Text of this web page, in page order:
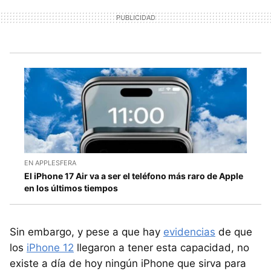
EN APPLESFERA
El iPhone 17 Air va a ser el teléfono más raro de Apple
en los últimos tiempos
Sin embargo, y pese a que hay evidencias de que
los iPhone 12 llegaron a tener esta capacidad, no
existe a día de hoy ningún iPhone que sirva para